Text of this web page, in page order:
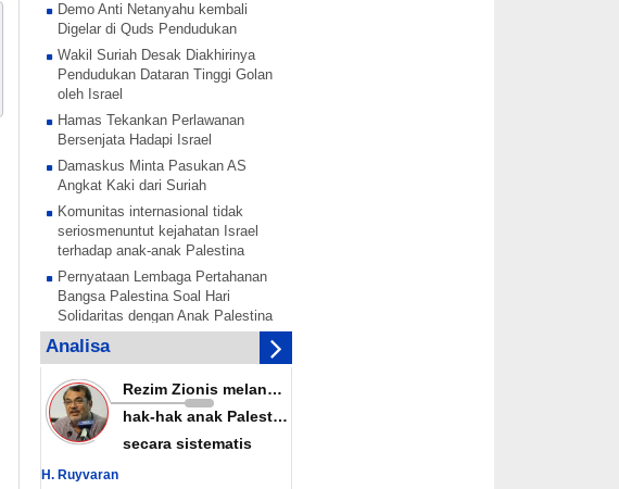
Demo Anti Netanyahu kembali
Digelar di Quds Pendudukan
Wakil Suriah Desak Diakhirinya
Pendudukan Dataran Tinggi Golan
oleh Israel
Hamas Tekankan Perlawanan
Bersenjata Hadapi Israel
Damaskus Minta Pasukan AS
Angkat Kaki dari Suriah
Komunitas internasional tidak
seriosmenuntut kejahatan Israel
terhadap anak-anak Palestina
Pernyataan Lembaga Pertahanan
Bangsa Palestina Soal Hari
Solidaritas dengan Anak Palestina
Anak Palestina akan bentuk
tentara pembebasan Palestina
Rezim Zionis melanggar hak-hak
anak Palestina secara terorganisir
Sesi untuk solidaritas dengan
anak-anak Palestina akan
mengelar
Analisa
Rezim Zionis melanggar
hak-hak anak Palestina
secara sistematis
H. Ruyvaran